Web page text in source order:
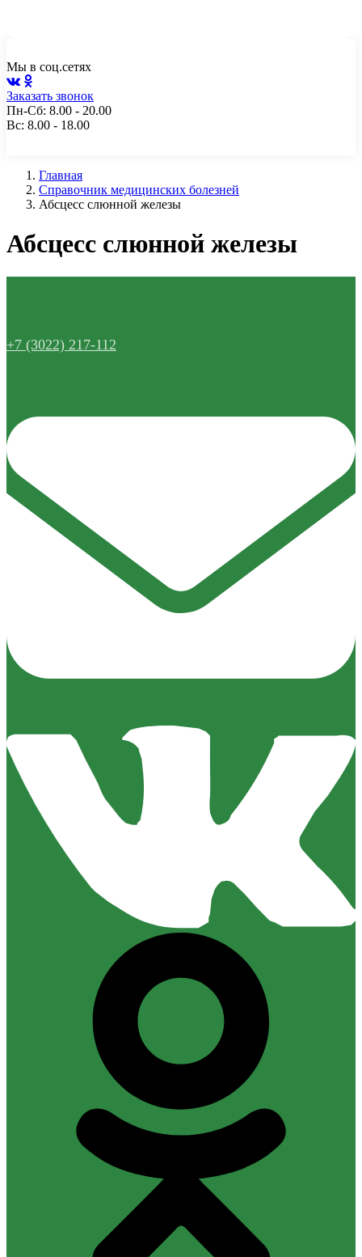
Мы в соц.сетях
Заказать звонок
Пн-Сб: 8.00 - 20.00
Вс: 8.00 - 18.00
Главная
Справочник медицинских болезней
Абсцесс слюнной железы
Абсцесс слюнной железы
+7 (3022) 217-112